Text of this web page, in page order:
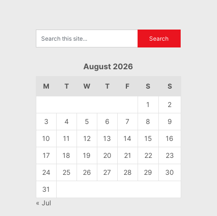
August 2026
M T W T F S S
1 2
3 4 5 6 7 8 9
10 11 12 13 14 15 16
17 18 19 20 21 22 23
24 25 26 27 28 29 30
31
« Jul